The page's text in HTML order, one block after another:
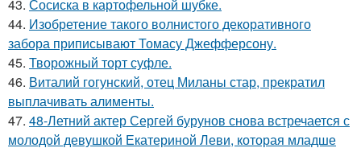
43. Сосиска в картофельной шубке.
44. Изобретение такого волнистого декоративного
забора приписывают Томасу Джефферсону.
45. Творожный торт суфле.
46. Виталий гогунский, отец Миланы стар, прекратил
выплачивать алименты.
47. 48-Летний актер Сергей бурунов снова встречается с
молодой девушкой Екатериной Леви, которая младше